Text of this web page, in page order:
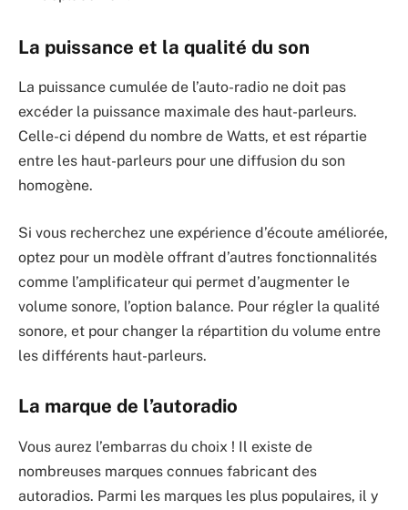
La puissance et la qualité du son
La puissance cumulée de l’auto-radio ne doit pas
excéder la puissance maximale des haut-parleurs.
Celle-ci dépend du nombre de Watts, et est répartie
entre les haut-parleurs pour une diffusion du son
homogène.
Si vous recherchez une expérience d’écoute améliorée,
optez pour un modèle offrant d’autres fonctionnalités
comme l’amplificateur qui permet d’augmenter le
volume sonore, l’option balance. Pour régler la qualité
sonore, et pour changer la répartition du volume entre
les différents haut-parleurs.
La marque de l’autoradio
Vous aurez l’embarras du choix ! Il existe de
nombreuses marques connues fabricant des
autoradios. Parmi les marques les plus populaires, il y